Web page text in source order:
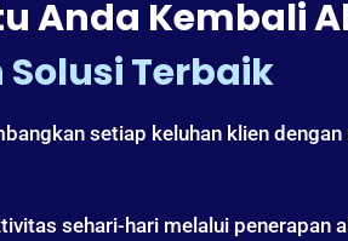
Anda Kembali
Terbaik
setiap keluhan klien
sehari-hari melalui penerapan